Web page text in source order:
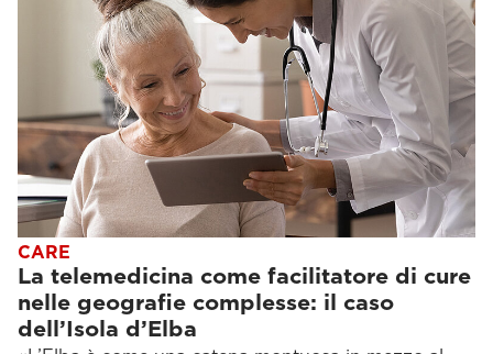
CARE
La telemedicina come facilitatore di cure
nelle geografie complesse: il caso
dell’Isola d’Elba